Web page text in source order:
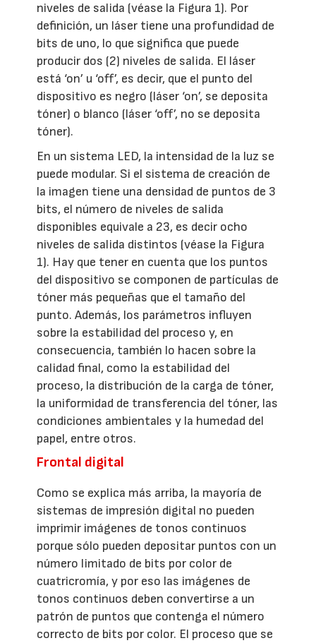
niveles de salida (véase la Figura 1). Por
definición, un láser tiene una profundidad de
bits de uno, lo que significa que puede
producir dos (2) niveles de salida. El láser
está ‘on’ u ‘off’, es decir, que el punto del
dispositivo es negro (láser ‘on’, se deposita
tóner) o blanco (láser ‘off’, no se deposita
tóner).
En un sistema LED, la intensidad de la luz se
puede modular. Si el sistema de creación de
la imagen tiene una densidad de puntos de 3
bits, el número de niveles de salida
disponibles equivale a 23, es decir ocho
niveles de salida distintos (véase la Figura
1). Hay que tener en cuenta que los puntos
del dispositivo se componen de partículas de
tóner más pequeñas que el tamaño del
punto. Además, los parámetros influyen
sobre la estabilidad del proceso y, en
consecuencia, también lo hacen sobre la
calidad final, como la estabilidad del
proceso, la distribución de la carga de tóner,
la uniformidad de transferencia del tóner, las
condiciones ambientales y la humedad del
papel, entre otros.
Frontal digital
Como se explica más arriba, la mayoría de
sistemas de impresión digital no pueden
imprimir imágenes de tonos continuos
porque sólo pueden depositar puntos con un
número limitado de bits por color de
cuatricromía, y por eso las imágenes de
tonos continuos deben convertirse a un
patrón de puntos que contenga el número
correcto de bits por color. El proceso que se